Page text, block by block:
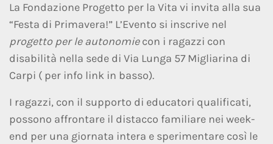
La Fondazione Progetto per la Vita vi invita alla sua
“Festa di Primavera!” L’Evento si inscrive nel
progetto per le autonomiecon i ragazzi con
disabilità nella sede di Via Lunga 57 Migliarina di
Carpi ( per info link in basso).
I ragazzi, con il supporto di educatori qualificati,
possono affrontare il distacco familiare nei week-
end per una giornata intera e sperimentare così le